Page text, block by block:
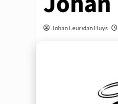
Johan Leuridan Huys